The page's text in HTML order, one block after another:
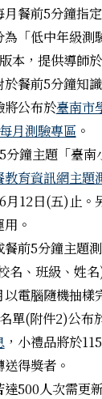
月餐前5分鐘指
「低中年級測
本，提供導師
餐前5分鐘知
將公布於臺南市
月測驗專區 。
分鐘主題「臺
育資訊網主題
月12日(五)止。
。
餐前5分鐘主題
名、班級、姓
電腦隨機抽樣
單(附件2)公布
，小禮品將於
得獎者。
達500人次需更